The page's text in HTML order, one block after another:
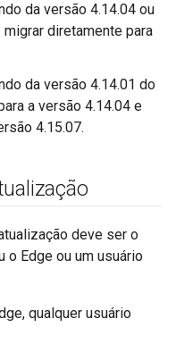
da versão 4.14.04 ou
diretamente para
da versão 4.14.01 do
a versão 4.14.04 e
4.15.07.
deve ser o
o Edge ou um usuário
qualquer usuário